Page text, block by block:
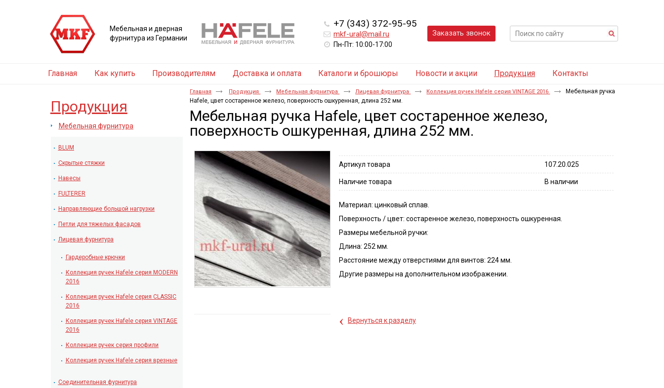
+7 (343) 372-95-95
mkf-ural@mail.ru
Пн-Пт: 10:00-17:00
Заказать звонок
Мебельная и дверная
фурнитура из Германии
Главная Как купить Производителям Доставка и оплата Каталоги и брошюры Новости и акции Продукция Контакты
Продукция
Мебельная фурнитура
BLUM
Скрытые стяжки
Навесы
FULTERER
Направляющие большой нагрузки
Петли для тяжелых фасадов
Лицевая фурнитура
Гардеробные крючки
Коллекция ручек Hafele серия MODERN
2016
Коллекция ручек Hafele серия CLASSIC
2016
Коллекция ручек Hafele серия VINTAGE
2016
Коллекция ручек серия профили
Коллекция ручек Hafele серия врезные
Соединительная фурнитура
Главная Продукция Мебельная фурнитура Лицевая фурнитура Коллекция ручек Hafele серия VINTAGE 2016
Мебельная ручка
Hafele, цвет состаренное железо, поверхность ошкуренная, длина 252 мм.
Мебельная ручка Hafele, цвет состаренное железо,
поверхность ошкуренная, длина 252 мм.
Артикул товара 107.20.025
Наличие товара В наличии
Материал: цинковый сплав.
Поверхность / цвет: состаренное железо, поверхность ошкуренная.
Размеры мебельной ручки:
Длина: 252 мм.
Расстояние между отверстиями для винтов: 224 мм.
Другие размеры на дополнительном изображении.
‹ Вернуться к разделу